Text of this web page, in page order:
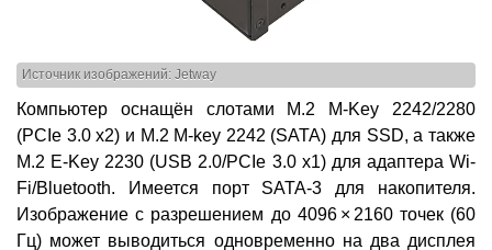
Источник изображений: Jetway
Компьютер оснащён слотами М.2 M-Key 2242/2280
(PCIe 3.0 x2) и М.2 M-key 2242 (SATA) для SSD, а также
М.2 E-Key 2230 (USB 2.0/PCIe 3.0 x1) для адаптера Wi-
Fi/Bluetooth. Имеется порт SATA-3 для накопителя.
Изображение с разрешением до 4096 × 2160 точек (60
Гц) может выводиться одновременно на два дисплея